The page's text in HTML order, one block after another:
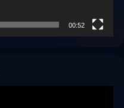
00:52